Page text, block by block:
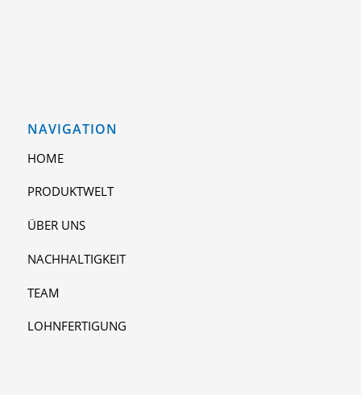
NAVIGATION
HOME
PRODUKTWELT
ÜBER UNS
NACHHALTIGKEIT
TEAM
LOHNFERTIGUNG